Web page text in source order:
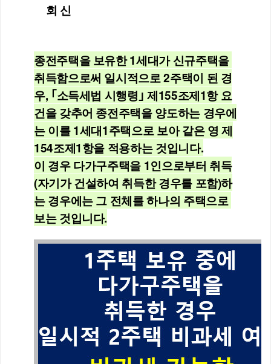
회 신
종전주택을 보유한 1세대가 신규주택을
취득함으로써 일시적으로 2주택이 된 경
우, ｢소득세법 시행령｣ 제155조제1항 요
건을 갖추어 종전주택을 양도하는 경우에
는 이를 1세대1주택으로 보아 같은 영 제
154조제1항을 적용하는 것입니다.
이 경우 다가구주택을 1인으로부터 취득
(자기가 건설하여 취득한 경우를 포함)하
는 경우에는 그 전체를 하나의 주택으로
보는 것입니다.